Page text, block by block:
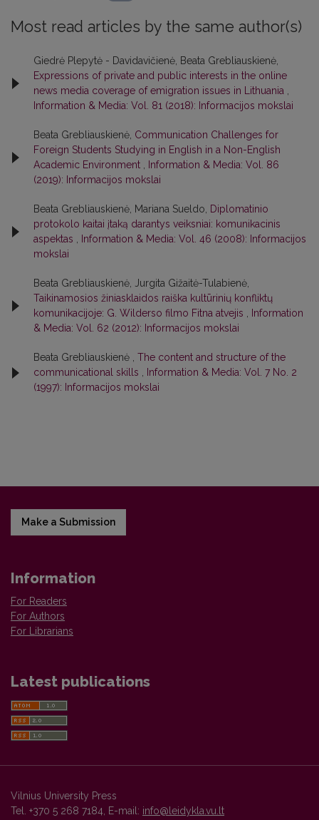
Most read articles by the same author(s)
Giedrė Plepytė - Davidavičienė, Beata Grebliauskienė,
Expressions of private and public interests in the online
news media coverage of emigration issues in Lithuania
Information & Media: Vol. 81 (2018): Informacijos mokslai
Beata Grebliauskienė, Communication Challenges for
Foreign Students Studying in English in a Non-English
Academic Environment
Information & Media: Vol. 86
(2019): Informacijos mokslai
Beata Grebliauskienė, Mariana Sueldo,
Diplomatinio
protokolo kaitai įtaką darantys veiksniai: komunikacinis
aspektas
Information & Media: Vol. 46 (2008): Informacijos
mokslai
Beata Grebliauskienė, Jurgita Gižaitė-Tulabienė,
Taikinamosios žiniasklaidos raiška kultūrinių konfliktų
komunikacijoje: G. Wilderso filmo Fitna atvejis
Information
& Media: Vol. 62 (2012): Informacijos mokslai
Beata Grebliauskienė , The content and structure of the
communicational skills
Information & Media: Vol. 7 No. 2
(1997): Informacijos mokslai
Make a Submission
Information
For Readers
For Authors
For Librarians
Latest publications
Vilnius University Press
Tel. +370 5 268 7184, E-mail: info@leidykla.vu.lt